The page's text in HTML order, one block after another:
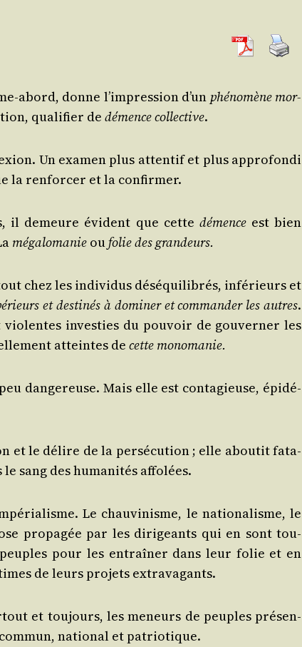
abord, donne l’im­pres­sion d’un phé­no­mène mor­
qua­li­fier de démence col­lec­tive.
Un exa­men plus atten­tif et plus appro­fon­di
la ren­for­cer et la confirmer.
il demeure évident que cette démenceest bien
méga­lo­ma­nie oufolie des grandeurs.
chez les indi­vi­dus dés­équi­li­brés, infé­rieurs et
et des­ti­nés à domi­ner et com­man­der les autres.
inves­ties du pou­voir de gou­ver­ner les
atteintes de cette mono­ma­nie.
dan­ge­reuse. Mais elle est conta­gieuse, épi­dé­
et le délire de la per­sé­cu­tion ; elle abou­tit fata­
sang des huma­ni­tés affolées.
Le chau­vi­nisme, le natio­na­lisme, le
pro­pa­gée par les diri­geants qui en sont tou­
pour les entraî­ner dans leur folie et en
de leurs pro­jets extravagants.
et tou­jours, les meneurs de peuples pré­sen­
natio­nal et patriotique.